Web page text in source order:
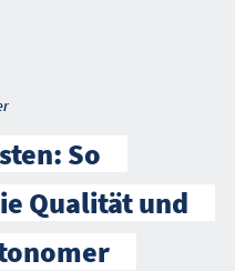
So
Qualität und